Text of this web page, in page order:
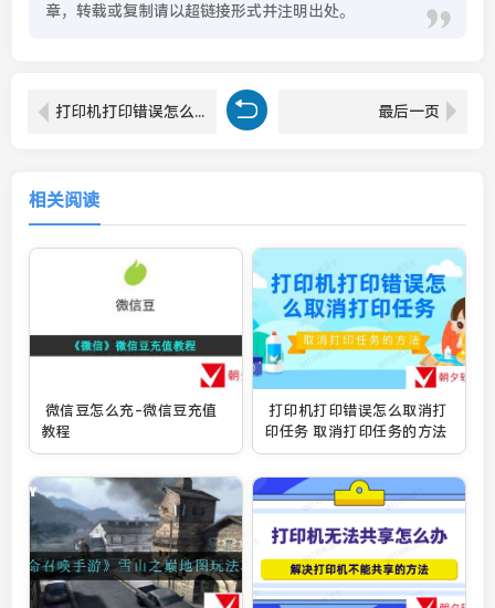
章，转载或复制请以超链接形式并注明出处。
打印机打印错误怎么取消打印任务 取消打印任务的方法 最后一页
相关阅读
微信豆怎么充-微信豆充值
教程
打印机打印错误怎么取消打
印任务 取消打印任务的方法